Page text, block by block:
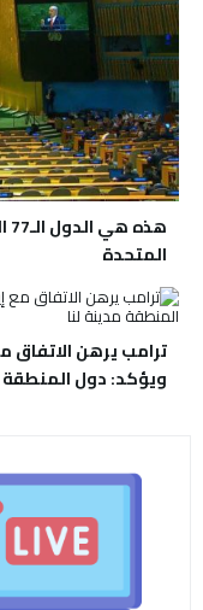
المتحدة
ترامب يرهن الاتفاق
ويؤكد: دول المنطقة